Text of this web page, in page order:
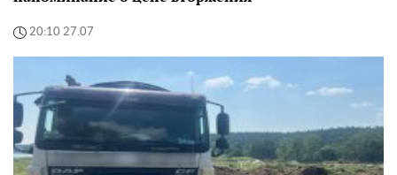
20:10 27.07